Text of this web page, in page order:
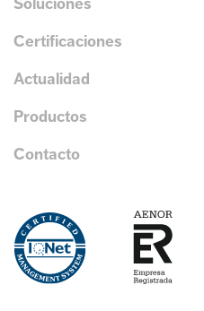
Certificaciones
Actualidad
Productos
Contacto